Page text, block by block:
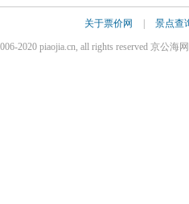
关于票价网 景点查
2020 piaojia.cn, all rights reserved 京公海